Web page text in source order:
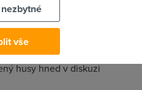
dodatečně Ha ha ha hhhhh ...
husy hned v diskuzi
vše